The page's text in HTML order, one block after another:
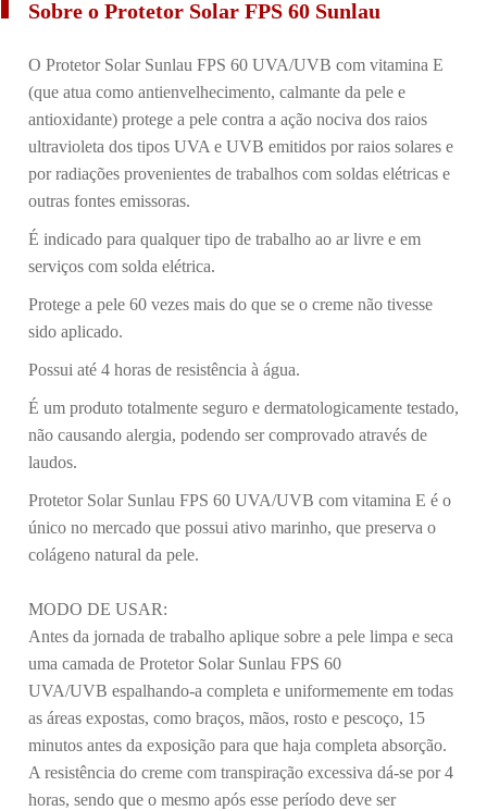
Sobre o Protetor Solar FPS 60 Sunlau
O Protetor Solar Sunlau FPS 60 UVA/UVB com vitamina E
(que atua como antienvelhecimento, calmante da pele e
antioxidante) protege a pele contra a ação nociva dos raios
ultravioleta dos tipos UVA e UVB emitidos por raios solares e
por radiações provenientes de trabalhos com soldas elétricas e
outras fontes emissoras.
É indicado para qualquer tipo de trabalho ao ar livre e em
serviços com solda elétrica.
Protege a pele 60 vezes mais do que se o creme não tivesse
sido aplicado.
Possui até 4 horas de resistência à água.
É um produto totalmente seguro e dermatologicamente testado,
não causando alergia, podendo ser comprovado através de
laudos.
Protetor Solar Sunlau FPS 60 UVA/UVB com vitamina E é o
único no mercado que possui ativo marinho, que preserva o
colágeno natural da pele.
MODO DE USAR:
Antes da jornada de trabalho aplique sobre a pele limpa e seca
uma camada de Protetor Solar Sunlau FPS 60
UVA/UVB espalhando-a completa e uniformemente em todas
as áreas expostas, como braços, mãos, rosto e pescoço, 15
minutos antes da exposição para que haja completa absorção.
A resistência do creme com transpiração excessiva dá-se por 4
horas, sendo que o mesmo após esse período deve ser